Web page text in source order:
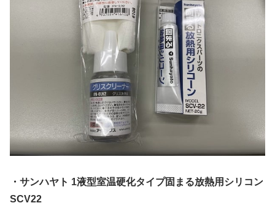
・サンハヤト 1液型室温硬化タイプ固まる放熱用シリコン
SCV22